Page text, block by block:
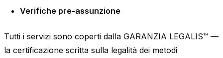
Verifiche pre-assunzione
Tutti i servizi sono coperti dalla GARANZIA LEGALIS™ —
la certificazione scritta sulla legalità dei metodi